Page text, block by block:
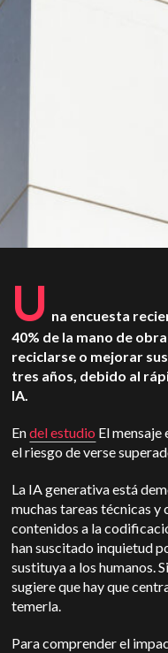
U na encuesta
40% de la mano de
reciclarse o mejorar
tres años, debido al
IA.
Endel estudio El
el riesgo de verse
La IA generativa está
muchas tareas técnicas y
contenidos a la
han suscitado inquietud
sustituya a los humanos.
sugiere que hay que
temerla.
Para comprender el